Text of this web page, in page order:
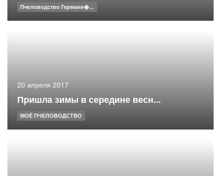
Пчеловодство Германи�...
20 апреля 2017
Пришла зимы в середине весн...
МОЁ ПЧЕЛОВОДСТВО